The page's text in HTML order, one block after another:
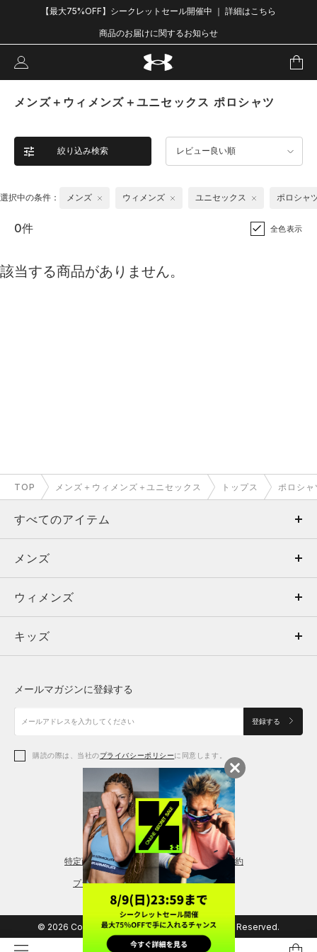
【最大75%OFF】シークレットセール開催中 ｜ 詳細はこちら
商品のお届けに関するお知らせ
メンズ＋ウィメンズ＋ユニセックス ポロシャツ
絞り込み検索 レビュー良い順
選択中の条件： メンズ ウィメンズ ユニセックス ポロシャ
0件 全色表示
該当する商品がありません。
TOP メンズ＋ウィメンズ＋ユニセックス トップス ポロシャ
すべてのアイテム
メンズ
ウィメンズ
キッズ
アクセサリー
メンズ
トップス
ボトムス
アクセサリー
ウィメンズ
トップス
シューズ
アクセサリー
レギンス＆タイツ
キッズ
シューズ
メールマガジンに登録する
登録する
購読の際は、当社のプライバシーポリシーに同意します。
特定商取引法に基づく通販の表記 会員規約
プライバシーポリシー
© 2026 Copyright DOME Corporation. All Rights Reserved.